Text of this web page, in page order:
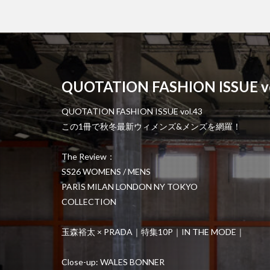
QUOTATION FASHION ISSUE
QUOTATION FASHION ISSUE vol.43
この1冊で秋冬最新ウィメンズ&メンズを網羅！
The Review：
SS26 WOMENS / MENS
PARIS MILAN LONDON NY TOKYO
COLLECTION
玉森裕太 × PRADA｜特集10P｜IN THE MODE｜
Close-up: WALES BONNER